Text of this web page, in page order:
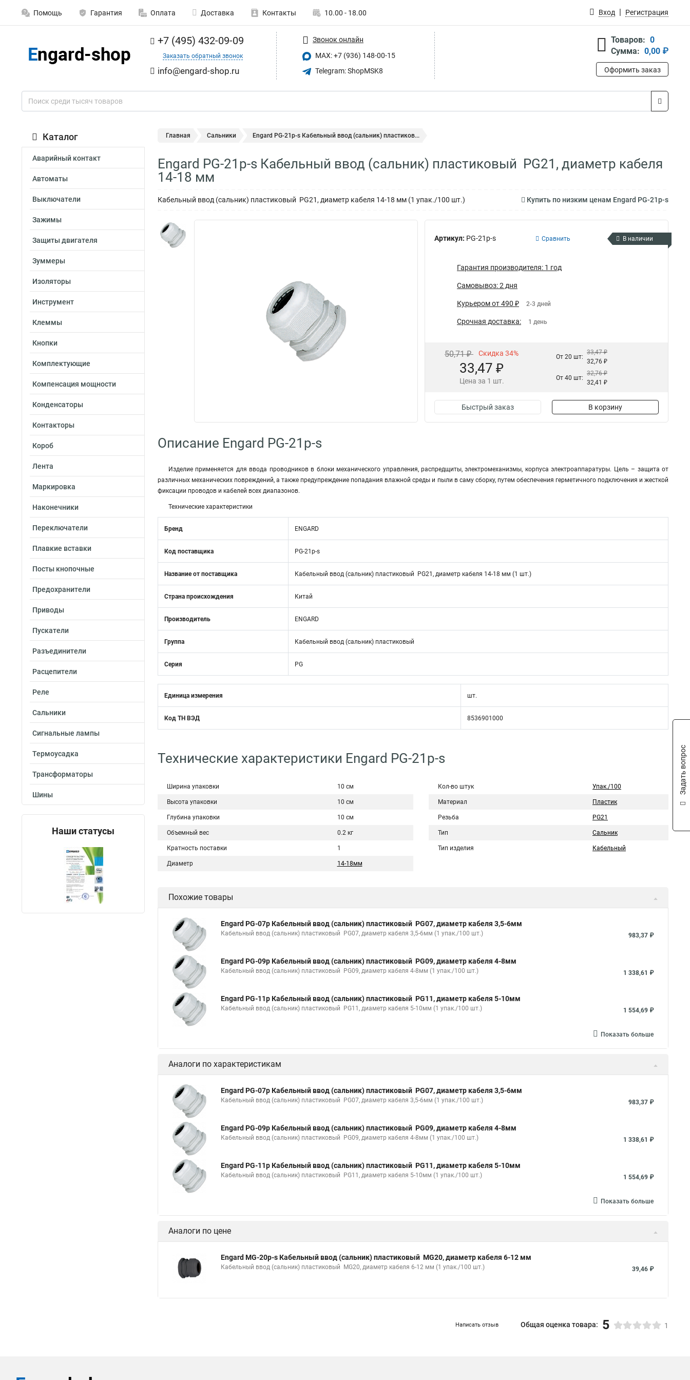
Помощь Гарантия Оплата Доставка Контакты 10.00 - 18.00 Вход Регистрация
+7 (495) 432-09-09
Заказать обратный звонок
info@engard-shop.ru
Звонок онлайн
MAX: +7 (936) 148-00-15
Telegram: ShopMSK8
Товаров: 0
Сумма: 0,00 ₽
Оформить заказ
Каталог
Аварийный контакт
Автоматы
Выключатели
Зажимы
Защиты двигателя
Зуммеры
Изоляторы
Инструмент
Клеммы
Кнопки
Комплектующие
Компенсация мощности
Конденсаторы
Контакторы
Короб
Лента
Маркировка
Наконечники
Переключатели
Плавкие вставки
Посты кнопочные
Предохранители
Приводы
Пускатели
Разъединители
Расцепители
Реле
Сальники
Сигнальные лампы
Термоусадка
Трансформаторы
Шины
Наши статусы
Главная Сальники Engard PG-21p-s Кабельный ввод (сальник) пластиков...
Engard PG-21p-s Кабельный ввод (сальник) пластиковый PG21, диаметр кабеля
14-18 мм
Кабельный ввод (сальник) пластиковый PG21, диаметр кабеля 14-18 мм (1 упак./100 шт.) Купить по низким ценам Engard PG-21p-s
Артикул: PG-21p-s Сравнить В наличии
Гарантия производителя: 1 год
Самовывоз: 2 дня
Курьером от 490 ₽ 2-3 дней
Срочная доставка: 1 день
50,71 ₽ Скидка 34%
33,47 ₽
Цена за 1 шт.
От 20 шт:
33,47 ₽
32,76 ₽
От 40 шт:
32,76 ₽
32,41 ₽
Быстрый заказ В корзину
Описание Engard PG-21p-s
Изделие применяется для ввода проводников в блоки механического управления, распредщиты, электромеханизмы, корпуса электроаппаратуры. Цель – защита от
различных механических повреждений, а также предупреждение попадания влажной среды и пыли в саму сборку, путем обеспечения герметичного подключения и жесткой
фиксации проводов и кабелей всех диапазонов.
Технические характеристики
Бренд ENGARD
Код поставщика PG-21p-s
Название от поставщика Кабельный ввод (сальник) пластиковый PG21, диаметр кабеля 14-18 мм (1 шт.)
Страна происхождения Китай
Производитель ENGARD
Группа Кабельный ввод (сальник) пластиковый
Серия PG
Единица измерения шт.
Код ТН ВЭД 8536901000
Технические характеристики Engard PG-21p-s
Ширина упаковки 10 см
Высота упаковки 10 см
Глубина упаковки 10 см
Объемный вес 0.2 кг
Кратность поставки 1
Диаметр 14-18мм
Кол-во штук Упак./100
Материал Пластик
Резьба PG21
Тип Сальник
Тип изделия Кабельный
Похожие товары
Engard PG-07p Кабельный ввод (сальник) пластиковый PG07, диаметр кабеля 3,5-6мм
Кабельный ввод (сальник) пластиковый PG07, диаметр кабеля 3,5-6мм (1 упак./100 шт.) 983,37 ₽
Engard PG-09p Кабельный ввод (сальник) пластиковый PG09, диаметр кабеля 4-8мм
Кабельный ввод (сальник) пластиковый PG09, диаметр кабеля 4-8мм (1 упак./100 шт.) 1 338,61 ₽
Engard PG-11p Кабельный ввод (сальник) пластиковый PG11, диаметр кабеля 5-10мм
Кабельный ввод (сальник) пластиковый PG11, диаметр кабеля 5-10мм (1 упак./100 шт.) 1 554,69 ₽
Показать больше
Аналоги по характеристикам
Engard PG-07p Кабельный ввод (сальник) пластиковый PG07, диаметр кабеля 3,5-6мм
Кабельный ввод (сальник) пластиковый PG07, диаметр кабеля 3,5-6мм (1 упак./100 шт.) 983,37 ₽
Engard PG-09p Кабельный ввод (сальник) пластиковый PG09, диаметр кабеля 4-8мм
Кабельный ввод (сальник) пластиковый PG09, диаметр кабеля 4-8мм (1 упак./100 шт.) 1 338,61 ₽
Engard PG-11p Кабельный ввод (сальник) пластиковый PG11, диаметр кабеля 5-10мм
Кабельный ввод (сальник) пластиковый PG11, диаметр кабеля 5-10мм (1 упак./100 шт.) 1 554,69 ₽
Показать больше
Аналоги по цене
Engard MG-20p-s Кабельный ввод (сальник) пластиковый MG20, диаметр кабеля 6-12 мм
Кабельный ввод (сальник) пластиковый MG20, диаметр кабеля 6-12 мм (1 упак./100 шт.) 39,46 ₽
Написать отзыв Общая оценка товара: 5 1
Задать вопрос